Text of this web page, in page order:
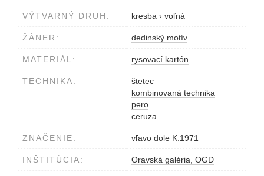
VÝTVARNÝ DRUH: kresba › voľná
ŽÁNER: dedinský motív
MATERIÁL: rysovací kartón
TECHNIKA:
štetec
kombinovaná technika
pero
ceruza
ZNAČENIE: vľavo dole K.1971
INŠTITÚCIA: Oravská galéria, OGD